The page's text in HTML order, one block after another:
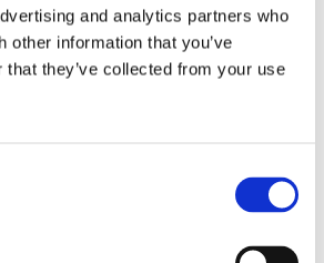
and analytics partners who
other information that you’ve
that they’ve collected from your use
Biesenthal